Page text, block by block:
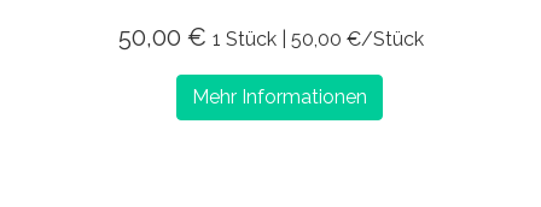
50,00 € 1 Stück | 50,00 €/Stück
Mehr Informationen